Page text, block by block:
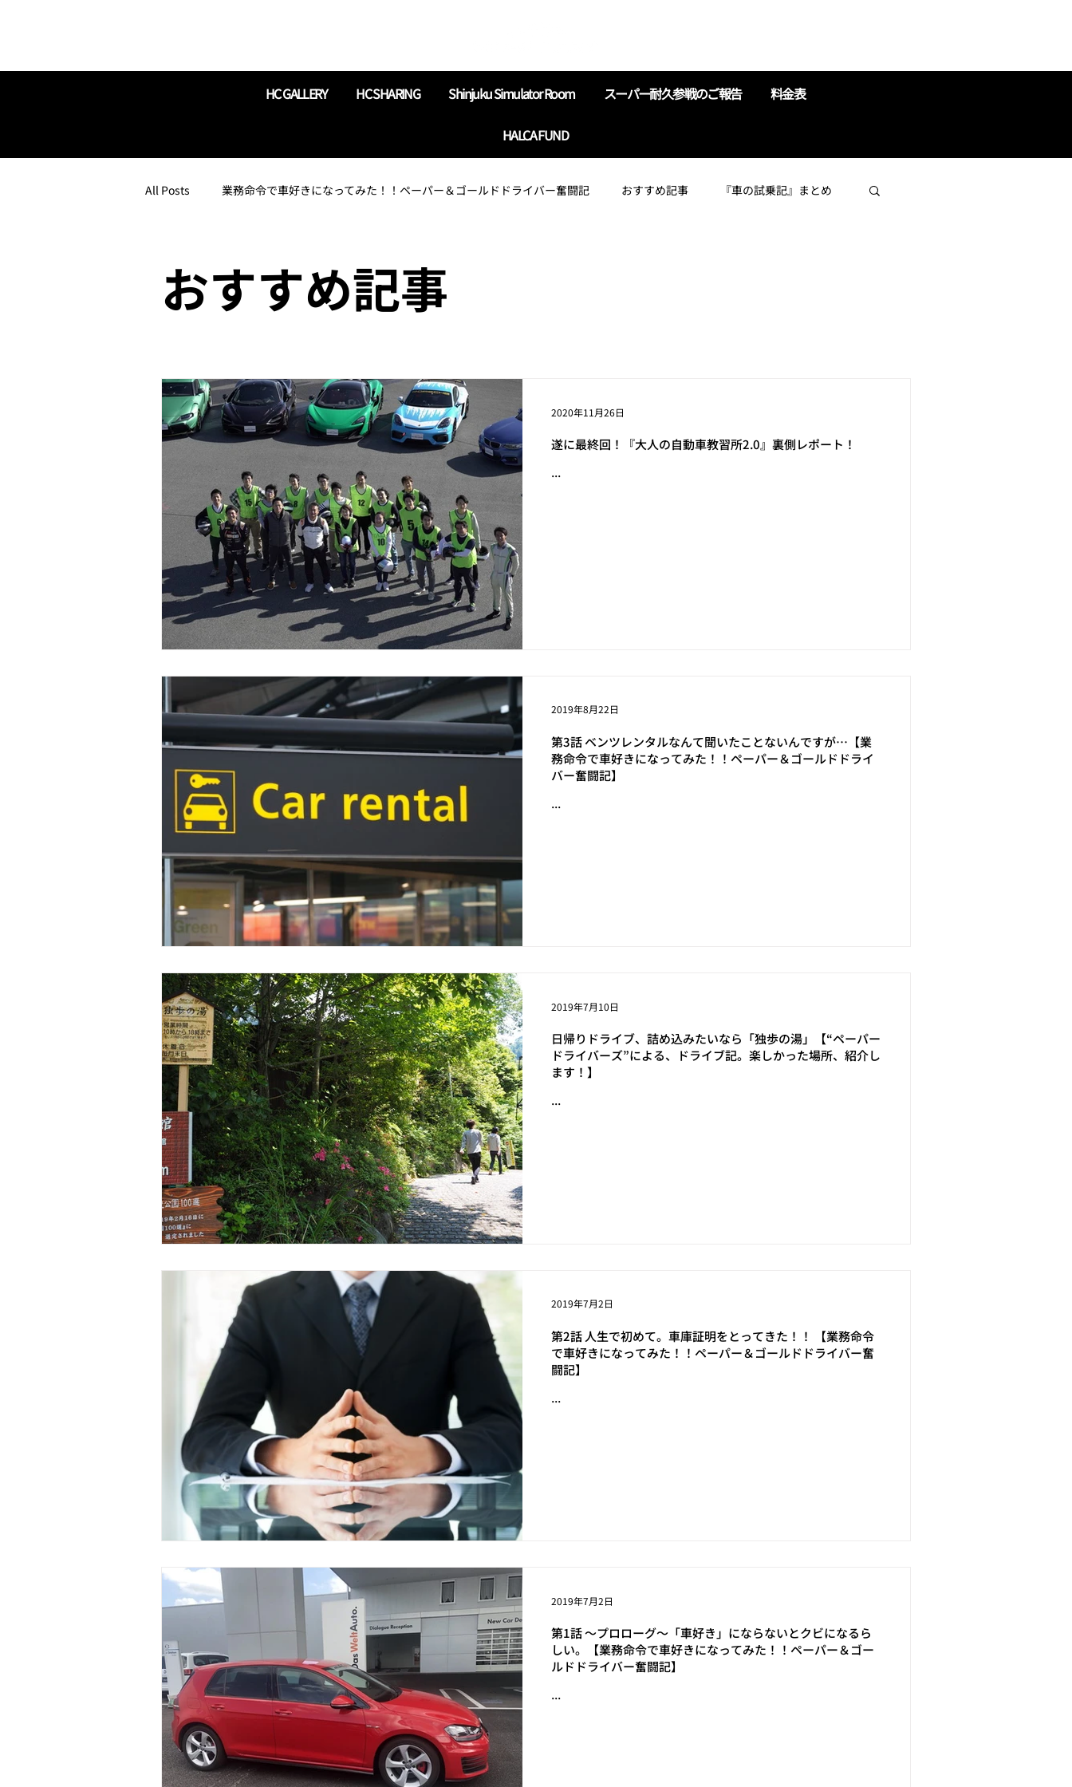
HC GALLERY HC SHARING Shinjuku Simulator Room スーパー耐久参戦のご報告 料金表
HALCA FUND
All Posts 業務命令で車好きになってみた！！ペーパー＆ゴールドドライバー奮闘記 おすすめ記事 『車の試乗記』まとめ
【ドライブ豆知識】いざというとき知っておいて後悔しないネタまとめ
ペーパーAT限定女子が、マニュアル車でサーキットを走るまで。の記録。
おすすめ記事 【箱根スポット紹介】シリーズ NEWS その他 東京オートサロン頂上決戦2026
おすすめ記事
遂に最終回！『大人の自動車教習所2.0』裏側レポート！
...
2020年11月26日
第3話 ベンツレンタルなんて聞いたことないんですが…【業
務命令で車好きになってみた！！ペーパー＆ゴールドドライ
バー奮闘記】
...
2019年8月22日
日帰りドライブ、詰め込みたいなら「独歩の湯」【“ペーパー
ドライバーズ”による、ドライブ記。楽しかった場所、紹介し
ます！】
...
2019年7月10日
第2話 人生で初めて。車庫証明をとってきた！！ 【業務命令
で車好きになってみた！！ペーパー＆ゴールドドライバー奮
闘記】
...
2019年7月2日
第1話 ～プロローグ～「車好き」にならないとクビになるら
しい。【業務命令で車好きになってみた！！ペーパー＆ゴー
ルドドライバー奮闘記】
...
2019年7月2日